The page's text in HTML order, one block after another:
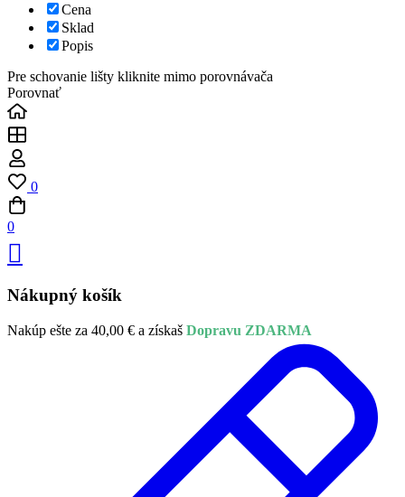
Cena
Sklad
Popis
Pre schovanie lišty kliknite mimo porovnávača
Porovnať
0
0
Nákupný košík
Nakúp ešte za 40,00 € a získaš Dopravu ZDARMA